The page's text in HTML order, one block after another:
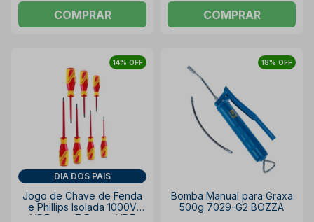
COMPRAR COMPRAR
14% OFF
DIA DOS PAIS
Jogo de Chave de Fenda
e Phillips Isolada 1000V
VDE com 7 Peças VDE
18% OFF
Bomba Manual para Graxa
500g 7029-G2 BOZZA